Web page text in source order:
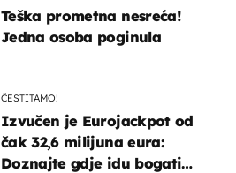
Teška prometna nesreća!
Jedna osoba poginula
ČESTITAMO!
Izvučen je Eurojackpot od
čak 32,6 milijuna eura:
Doznajte gdje idu bogati